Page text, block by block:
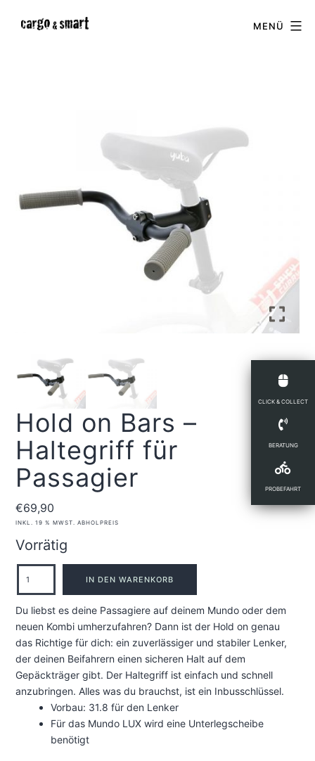
MENÜ
CLICK & COLLECT
BERATUNG
PROBEFAHRT
Hold on Bars –
Haltegriff für
Passagier
€69,90
INKL. 19 % MWST. ABHOLPREIS
Vorrätig
Hold
on
Bars
-
Haltegriff
für
Passagier
Menge
IN DEN WARENKORB
Du liebst es deine Passagiere auf deinem Mundo oder dem
neuen Kombi umherzufahren? Dann ist der Hold on genau
das Richtige für dich: ein zuverlässiger und stabiler Lenker,
der deinen Beifahrern einen sicheren Halt auf dem
Gepäckträger gibt. Der Haltegriff ist einfach und schnell
anzubringen. Alles was du brauchst, ist ein Inbusschlüssel.
Vorbau: 31.8 für den Lenker
Für das Mundo LUX wird eine Unterlegscheibe
benötigt